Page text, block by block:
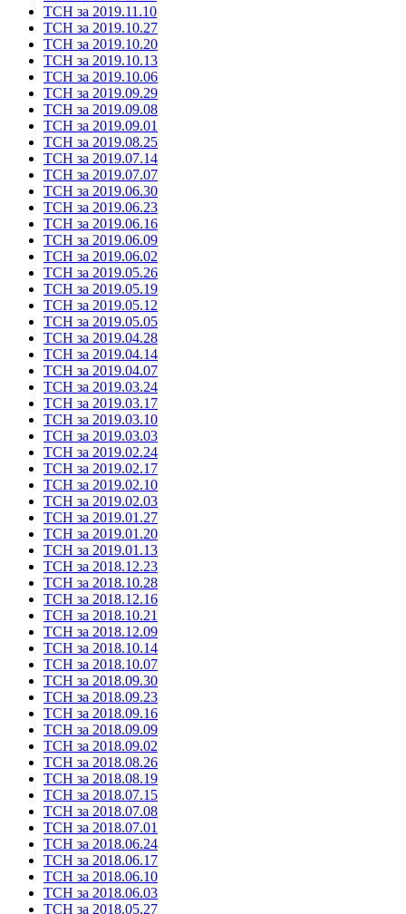
ТСН за 2019.11.10
ТСН за 2019.10.27
ТСН за 2019.10.20
ТСН за 2019.10.13
ТСН за 2019.10.06
ТСН за 2019.09.29
ТСН за 2019.09.08
ТСН за 2019.09.01
ТСН за 2019.08.25
ТСН за 2019.07.14
ТСН за 2019.07.07
ТСН за 2019.06.30
ТСН за 2019.06.23
ТСН за 2019.06.16
ТСН за 2019.06.09
ТСН за 2019.06.02
ТСН за 2019.05.26
ТСН за 2019.05.19
ТСН за 2019.05.12
ТСН за 2019.05.05
ТСН за 2019.04.28
ТСН за 2019.04.14
ТСН за 2019.04.07
ТСН за 2019.03.24
ТСН за 2019.03.17
ТСН за 2019.03.10
ТСН за 2019.03.03
ТСН за 2019.02.24
ТСН за 2019.02.17
ТСН за 2019.02.10
ТСН за 2019.02.03
ТСН за 2019.01.27
ТСН за 2019.01.20
ТСН за 2019.01.13
ТСН за 2018.12.23
ТСН за 2018.10.28
ТСН за 2018.12.16
ТСН за 2018.10.21
ТСН за 2018.12.09
ТСН за 2018.10.14
ТСН за 2018.10.07
ТСН за 2018.09.30
ТСН за 2018.09.23
ТСН за 2018.09.16
ТСН за 2018.09.09
ТСН за 2018.09.02
ТСН за 2018.08.26
ТСН за 2018.08.19
ТСН за 2018.07.15
ТСН за 2018.07.08
ТСН за 2018.07.01
ТСН за 2018.06.24
ТСН за 2018.06.17
ТСН за 2018.06.10
ТСН за 2018.06.03
ТСН за 2018.05.27